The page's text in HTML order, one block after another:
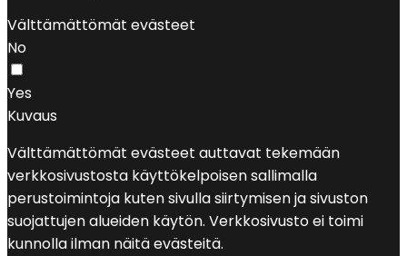
Välttämättömät evästeet
No
Yes
Kuvaus
Välttämättömät evästeet auttavat tekemään
verkkosivustosta käyttökelpoisen sallimalla
perustoimintoja kuten sivulla siirtymisen ja sivuston
suojattujen alueiden käytön. Verkkosivusto ei toimi
kunnolla ilman näitä evästeitä.